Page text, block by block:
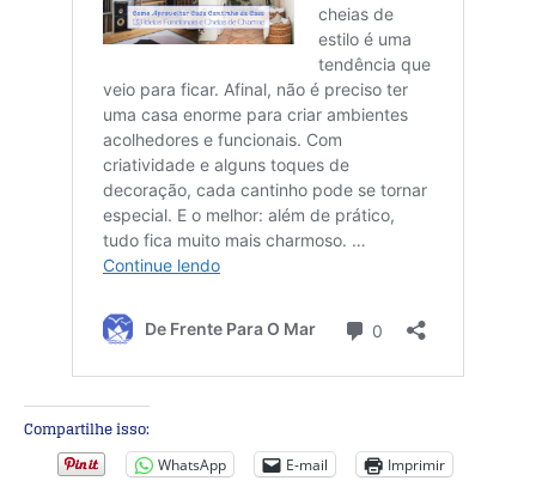
Compartilhe isso:
WhatsApp E-mail Imprimir